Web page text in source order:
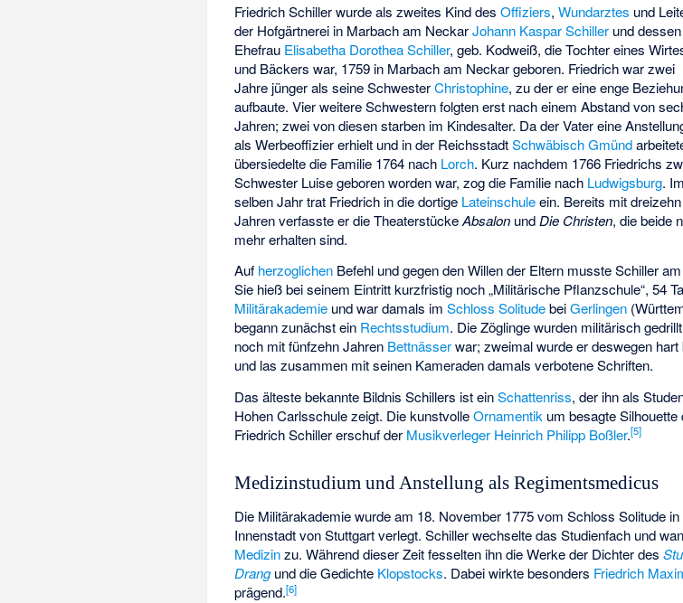
Friedrich Schiller wurde als zweites Kind desOffiziers,Wundarztes und
der Hofgärtnerei in Marbach am NeckarJohann Kaspar Schiller und dessen
Ehefrau Elisabetha Dorothea Schiller, geb. Kodweiß, die Tochter eines
und Bäckers war, 1759 in Marbach am Neckar geboren. Friedrich war zwei
Jahre jünger als seine SchwesterChristophine, zu der er eine enge
aufbaute. Vier weitere Schwestern folgten erst nach einem Abstand von
Jahren; zwei von diesen starben im Kindesalter. Da der Vater eine
als Werbeoffizier erhielt und in der ReichsstadtSchwäbisch Gmünd
übersiedelte die Familie 1764 nach Lorch. Kurz nachdem 1766 Friedrichs
Schwester Luise geboren worden war, zog die Familie nach Ludwigsburg. Im
selben Jahr trat Friedrich in die dortige Lateinschuleein. Bereits mit dreizehn
Jahren verfasste er die TheaterstückeAbsalon undDie Christen, die beide
mehr erhalten sind.
Auf herzoglichen Befehl und gegen den Willen der Eltern musste Schiller
Sie hieß bei seinem Eintritt kurzfristig noch „Militärische Pflanzschule“, 54
Militärakademie und war damals imSchloss SolitudebeiGerlingen
begann zunächst ein Rechtsstudium. Die Zöglinge wurden militärisch
noch mit fünfzehn Jahren Bettnässerwar; zweimal wurde er deswegen
und las zusammen mit seinen Kameraden damals verbotene Schriften.
Das älteste bekannte Bildnis Schillers ist einSchattenriss, der ihn als
Hohen Carlsschule zeigt. Die kunstvolleOrnamentik um besagte Silhouette
Friedrich Schiller erschuf der Musikverleger Heinrich Philipp Boßler.[5]
Medizinstudium und Anstellung als Regimentsmedicus
Die Militärakademie wurde am 18. November 1775 vom Schloss Solitude in
Innenstadt von Stuttgart verlegt. Schiller wechselte das Studienfach und
Medizinzu. Während dieser Zeit fesselten ihn die Werke der Dichter des
Drangund die Gedichte Klopstocks. Dabei wirkte besonders Friedrich
prägend.[6]